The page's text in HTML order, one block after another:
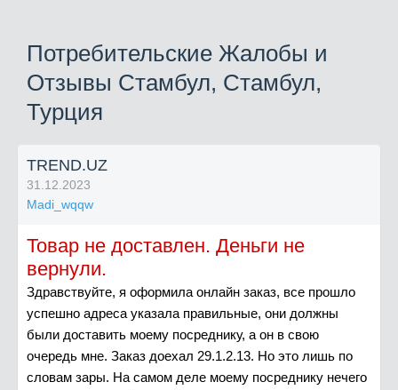
Потребительские Жалобы и
Отзывы Стамбул, Стамбул,
Турция
TREND.UZ
31.12.2023
Madi_wqqw
Товар не доставлен. Деньги не
вернули.
Здравствуйте, я оформила онлайн заказ, все прошло
успешно адреса указала правильные, они должны
были доставить моему посреднику, а он в свою
очередь мне. Заказ доехал 29.1.2.13. Но это лишь по
словам зары. На самом деле моему посреднику нечего